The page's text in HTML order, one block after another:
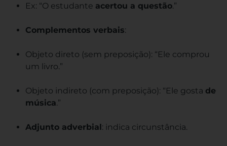
Ex: “O estudante acertou a questão.”
Complementos verbais:
Objeto direto (sem preposição): “Ele comprou
um livro.”
Objeto indireto (com preposição): “Ele gosta de
música.”
Adjunto adverbial : indica circunstância.